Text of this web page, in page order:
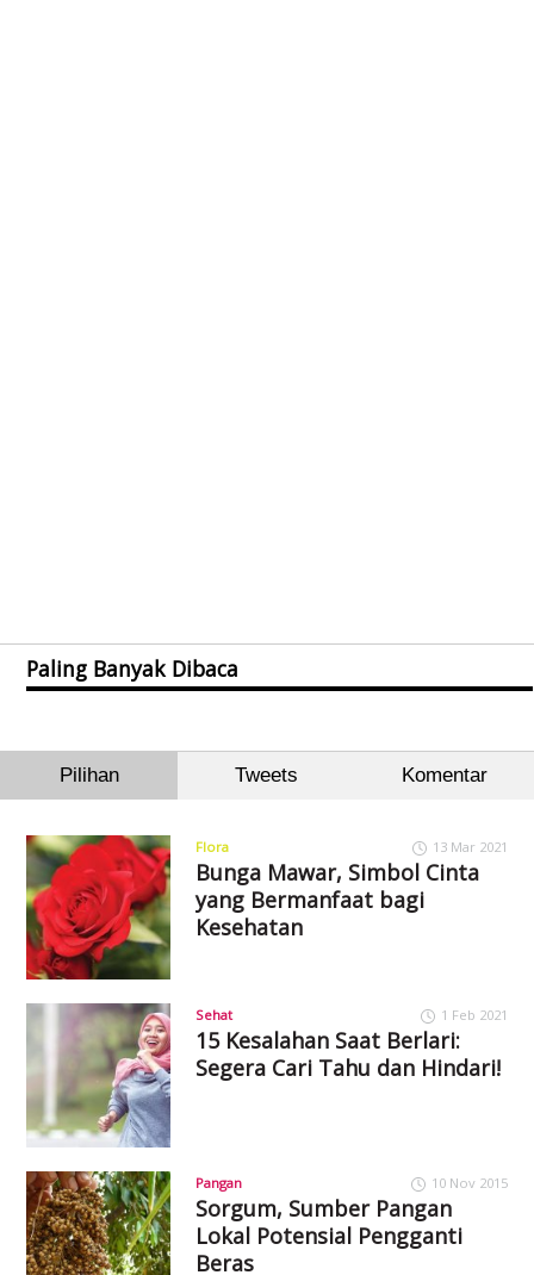
Paling Banyak Dibaca
Pilihan Tweets Komentar
Flora 13 Mar 2021
Bunga Mawar, Simbol Cinta
yang Bermanfaat bagi
Kesehatan
Sehat 1 Feb 2021
15 Kesalahan Saat Berlari:
Segera Cari Tahu dan Hindari!
Pangan 10 Nov 2015
Sorgum, Sumber Pangan
Lokal Potensial Pengganti
Beras